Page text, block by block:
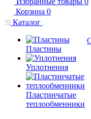
Корзина 0
Каталог
Пластины
Уплотнения
Пластинчатые
теплообменники